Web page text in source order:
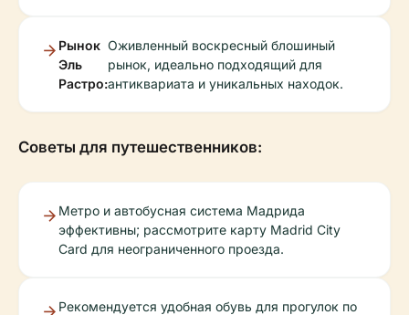
Рынок
Эль
Растро:
Оживленный воскресный блошиный
рынок, идеально подходящий для
антиквариата и уникальных находок.
Советы для путешественников:
Метро и автобусная система Мадрида
эффективны; рассмотрите карту Madrid City
Card для неограниченного проезда.
Рекомендуется удобная обувь для прогулок по